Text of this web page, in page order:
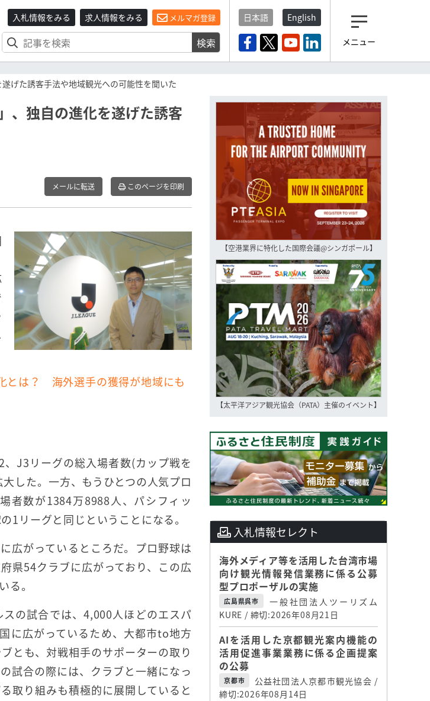
入札情報をみる 求人情報をみる メルマガ登録
検索
日本語 English
メニュー
げた誘客手法や地域観光への可能性を聞いた
、独自の進化を遂げた誘客
メールに転送 このページを印刷
とは？ 海外選手の獲得が地域にも
J3リーグの総入場者数(カップ戦を
した。一方、もうひとつの人気プロ
者数が1384万8988人、パシフィッ
1リーグと同じということになる。
広がっているところだ。プロ野球は
県54クラブに広がっており、この広
る。
の試合では、4,000人ほどのエスパ
に広がっているため、大都市to地方
とも、対戦相手のサポーターの取り
試合の際には、クラブと一緒になっ
取り組みも積極的に展開していると
【空港業界に特化した国際会議@シンガポール】
【太平洋アジア観光協会（PATA）主催のイベント】
入札情報セレクト
海外メディア等を活用した台湾市場
向け観光情報発信業務に係る公募
型プロポーザルの実施
広島県呉市
一般社団法人ツーリズム
KURE / 締切:2026年08月21日
AIを活用した京都観光案内機能の
活用促進事業業務に係る企画提案
の公募
京都市
公益社団法人京都市観光協会 /
締切:2026年08月14日
観光産業ニュース「トラベ
登録済みですよね？
もし未だ登録していないなら…
いますぐ登録する